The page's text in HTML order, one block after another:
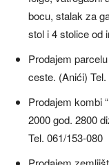
bocu, stalak za
stol i 4 stolice od
Prodajem
ceste. (Anići)
Prodajem kombi
2000 god. 2800
Tel. 061/153-080